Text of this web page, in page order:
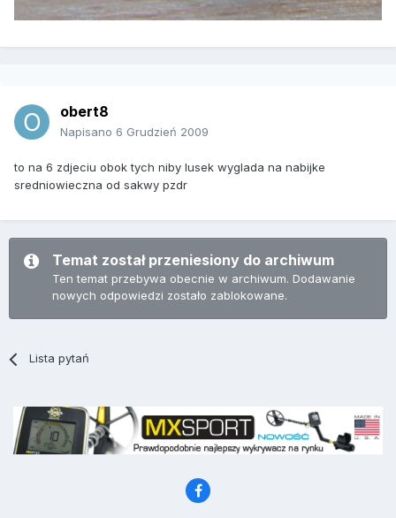
obert8
Napisano 6 Grudzień 2009
to na 6 zdjeciu obok tych niby lusek wyglada na nabijke
sredniowieczna od sakwy pzdr
Temat został przeniesiony do archiwum
Ten temat przebywa obecnie w archiwum. Dodawanie
nowych odpowiedzi zostało zablokowane.
Lista pytań